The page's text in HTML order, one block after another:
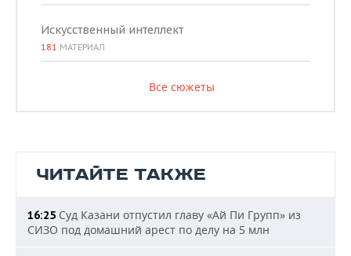
Искусственный интеллект
181 МАТЕРИАЛ
Все сюжеты
ЧИТАЙТЕ ТАКЖЕ
16:25 Суд Казани отпустил главу «Ай Пи Групп» из
СИЗО под домашний арест по делу на 5 млн